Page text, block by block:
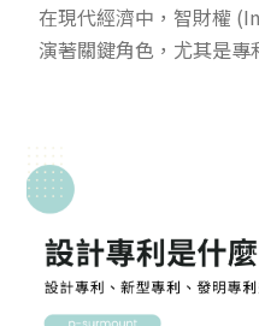
在現代經濟中，智財權
演著關鍵角色，尤其是